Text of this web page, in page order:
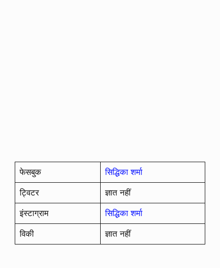
फेसबुक सिद्धिका शर्मा
ट्विटर ज्ञात नहीं
इंस्टाग्राम सिद्धिका शर्मा
विकी ज्ञात नहीं